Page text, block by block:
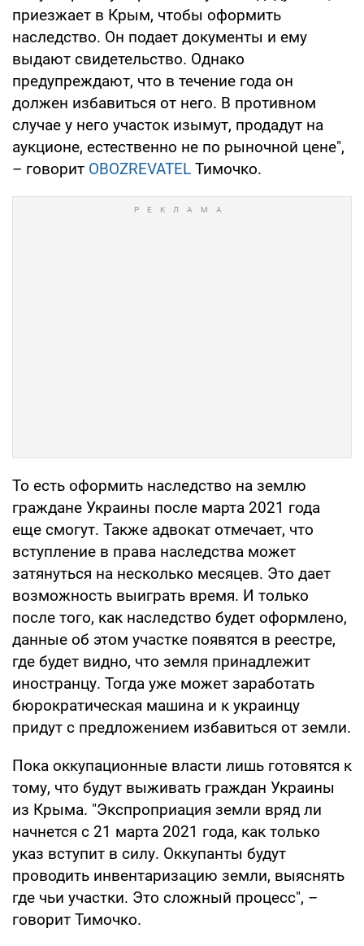
приезжает в Крым, чтобы оформить
наследство. Он подает документы и ему
выдают свидетельство. Однако
предупреждают, что в течение года он
должен избавиться от него. В противном
случае у него участок изымут, продадут на
аукционе, естественно не по рыночной цене",
– говорит OBOZREVATEL Тимочко.
То есть оформить наследство на землю
граждане Украины после марта 2021 года
еще смогут. Также адвокат отмечает, что
вступление в права наследства может
затянуться на несколько месяцев. Это дает
возможность выиграть время. И только
после того, как наследство будет оформлено,
данные об этом участке появятся в реестре,
где будет видно, что земля принадлежит
иностранцу. Тогда уже может заработать
бюрократическая машина и к украинцу
придут с предложением избавиться от земли.
Пока оккупационные власти лишь готовятся к
тому, что будут выживать граждан Украины
из Крыма. "Экспроприация земли вряд ли
начнется с 21 марта 2021 года, как только
указ вступит в силу. Оккупанты будут
проводить инвентаризацию земли, выяснять
где чьи участки. Это сложный процесс", –
говорит Тимочко.